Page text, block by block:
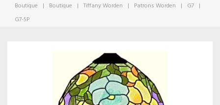
Boutique | Boutique | Tiffany Worden | Patrons Worden | G7 |
G7-5P